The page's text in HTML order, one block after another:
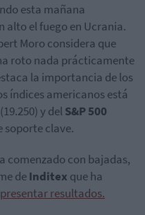
esta mañana
alto el fuego en Ucrania.
Moro considera que
roto nada prácticamente
la importancia de los
índices americanos está
(19.250) y delS&P 500
soporte clave.
comenzado con bajadas,
deInditex que ha
presentar resultados.